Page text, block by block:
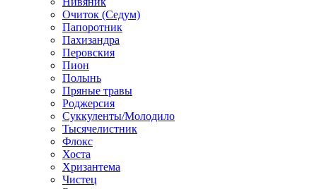
Очиток (Седум)
Папоротник
Пахизандра
Перовския
Пион
Полынь
Пряные травы
Роджерсия
Суккуленты/Молодило
Тысячелистник
Флокс
Хоста
Хризантема
Чистец